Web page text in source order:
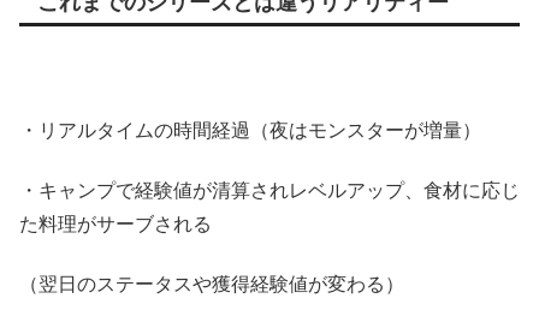
・リアルタイムの時間経過（夜はモンスターが増量）
・キャンプで経験値が清算されレベルアップ、食材に応じ
た料理がサーブされる
（翌日のステータスや獲得経験値が変わる）